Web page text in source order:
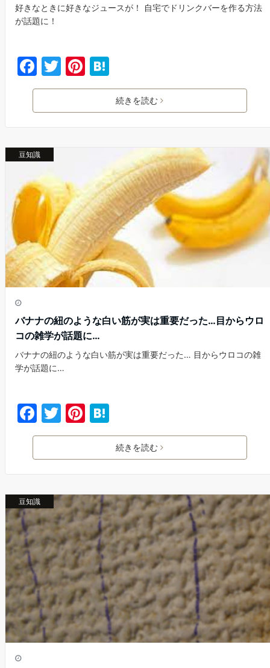
好きなときに好きなジュースが！ 自宅でドリンクバーを作る方法
が話題に！
F
a
e
b
o
o
k
T
w
er
Pi
nt
e
at
e
n
続きを読む
豆知識
バナナの紐のような白い筋が実は重要だった…目からウロ
コの雑学が話題に…
バナナの紐のような白い筋が実は重要だった… 目からウロコの雑
学が話題に…
F
a
e
b
o
o
k
T
w
er
Pi
nt
e
st
at
e
n
a
続きを読む
豆知識